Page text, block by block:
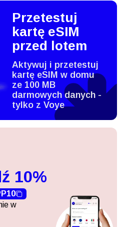
Przetestuj
kartę eSIM
przed lotem
Aktywuj i przetestuj
kartę eSIM w domu
ze 100 MB
darmowych danych -
tylko z Voye
10%
w